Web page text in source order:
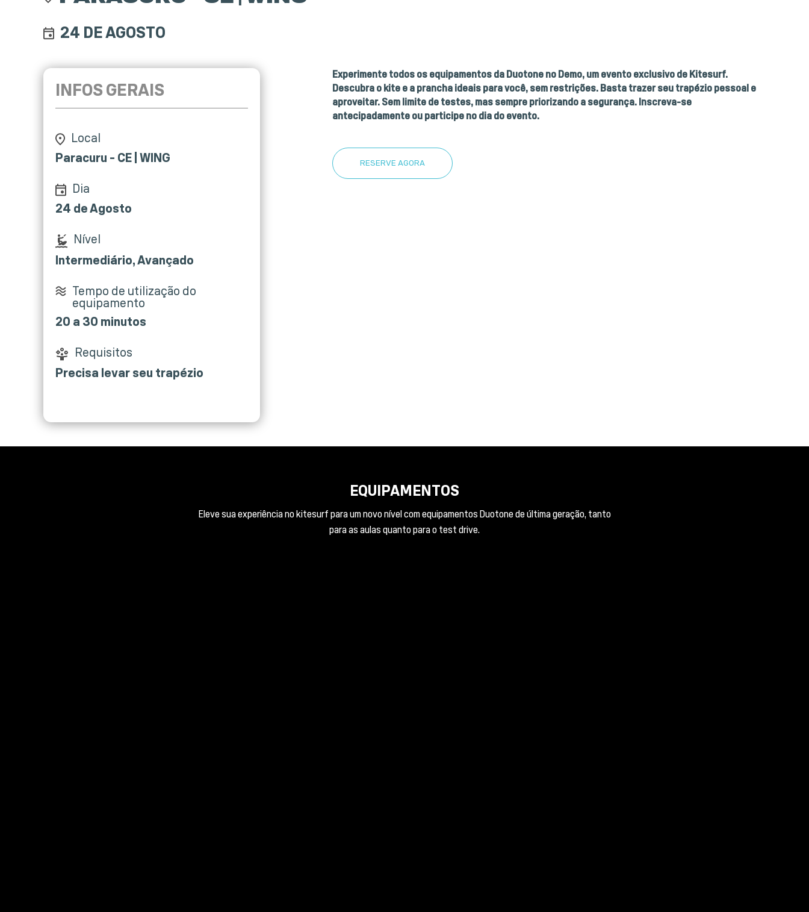
24 DE AGOSTO
INFOS GERAIS
Local
Paracuru - CE | WING
Dia
24 de Agosto
Nível
Intermediário, Avançado
Tempo de utilização do
equipamento
20 a 30 minutos
Requisitos
Precisa levar seu trapézio
Experimente todos os equipamentos da Duotone no Demo, um evento exclusivo de Kitesurf.
Descubra o kite e a prancha ideais para você, sem restrições. Basta trazer seu trapézio pessoal e
aproveitar. Sem limite de testes, mas sempre priorizando a segurança. Inscreva-se
antecipadamente ou participe no dia do evento.
RESERVE AGORA
EQUIPAMENTOS
Eleve sua experiência no kitesurf para um novo nível com equipamentos Duotone de última geração, tanto
para as aulas quanto para o test drive.